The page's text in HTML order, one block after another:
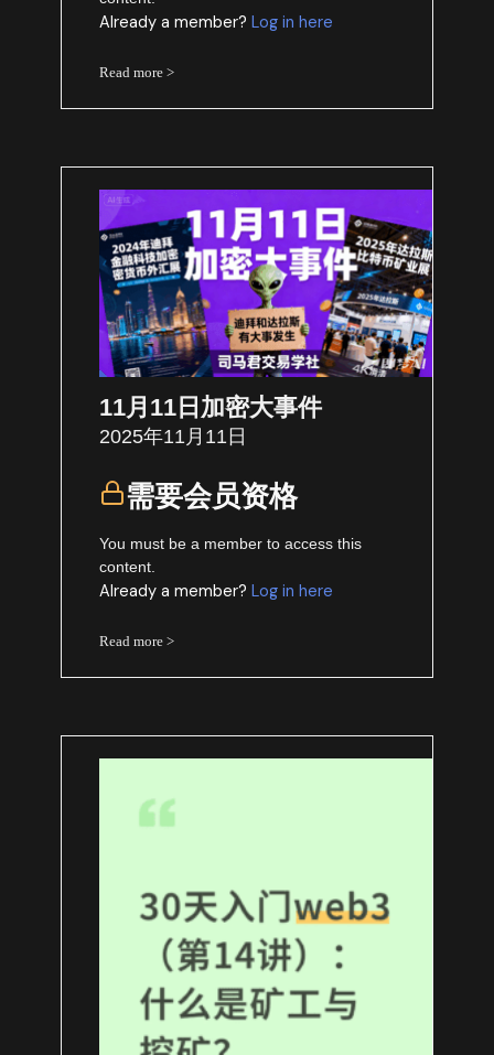
Already a member?Log in here
Read more >
11月11日加密大事件
2025年11月11日
需要会员资格
You must be a member to access this
content.
Already a member?Log in here
Read more >